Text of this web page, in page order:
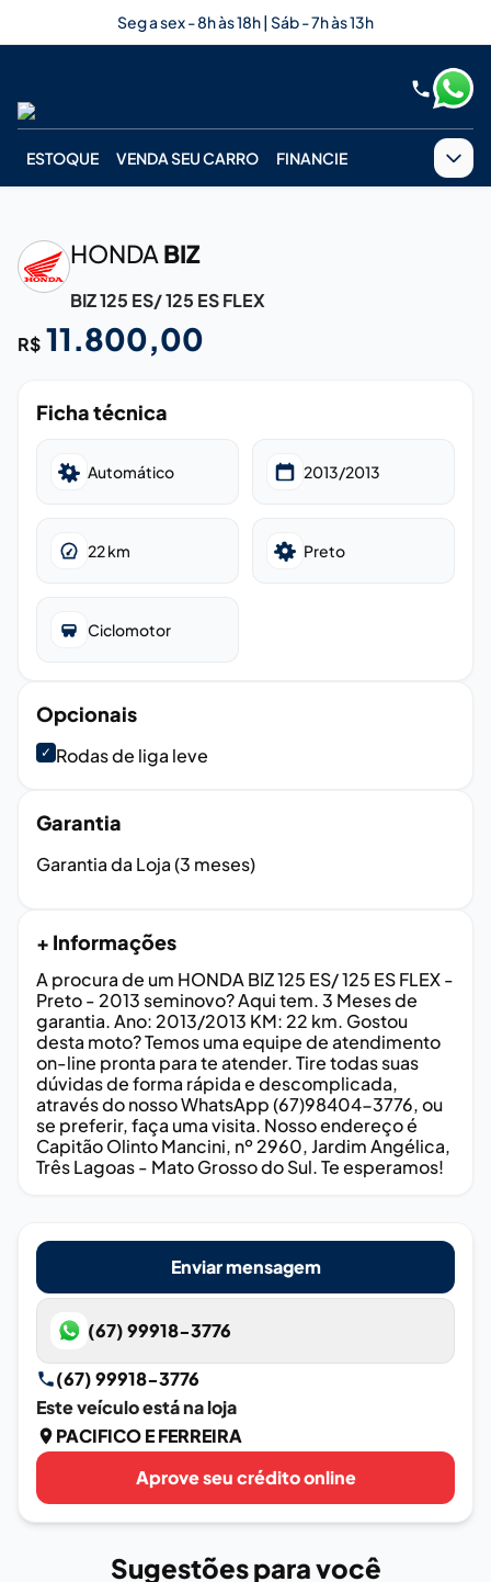
Seg a sex - 8h às 18h | Sáb - 7h às 13h
ESTOQUE VENDA SEU CARRO FINANCIE
HONDA BIZ
BIZ 125 ES/ 125 ES FLEX
R$ 11.800,00
Ficha técnica
Automático 2013/2013
22km Preto
Ciclomotor
Opcionais
✓ Rodas de liga leve
Garantia
Garantia da Loja (3 meses)
+ Informações
A procura de um HONDA BIZ 125 ES/ 125 ES FLEX -
Preto - 2013 seminovo? Aqui tem. 3 Meses de
garantia. Ano: 2013/2013 KM: 22 km. Gostou
desta moto? Temos uma equipe de atendimento
on-line pronta para te atender. Tire todas suas
dúvidas de forma rápida e descomplicada,
através do nosso WhatsApp (67)98404-3776, ou
se preferir, faça uma visita. Nosso endereço é
Capitão Olinto Mancini, nº 2960, Jardim Angélica,
Três Lagoas - Mato Grosso do Sul. Te esperamos!
Enviar mensagem
(67) 99918-3776
(67) 99918-3776
Este veículo está na loja
PACIFICO E FERREIRA
Aprove seu crédito online
Sugestões para você